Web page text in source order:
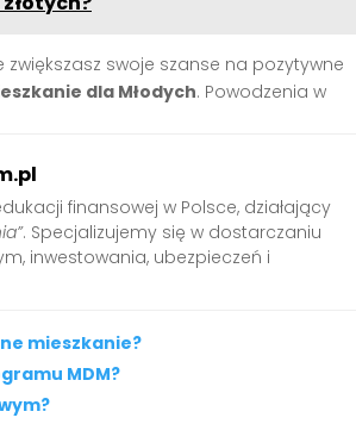
swoje szanse na pozytywne
dla Młodych. Powodzenia w
finansowej w Polsce, działający
. Specjalizujemy się w dostarczaniu
inwestowania, ubezpieczeń i
mieszkanie?
MDM?